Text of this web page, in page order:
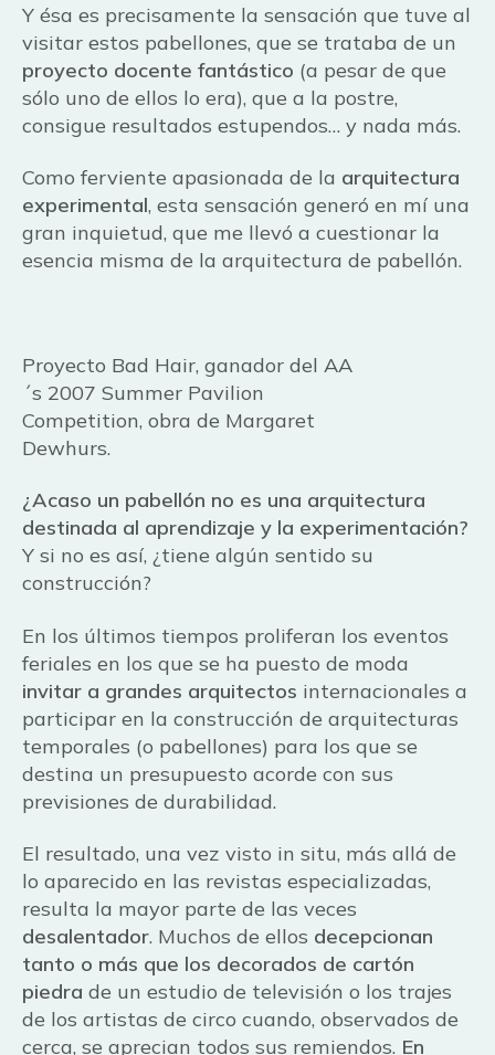
Y ésa es precisamente la sensación que tuve al
visitar estos pabellones, que se trataba de un
proyecto docente fantástico (a pesar de que
sólo uno de ellos lo era), que a la postre,
consigue resultados estupendos… y nada más.
Como ferviente apasionada de la arquitectura
experimental, esta sensación generó en mí una
gran inquietud, que me llevó a cuestionar la
esencia misma de la arquitectura de pabellón.
Proyecto Bad Hair, ganador del AA
´s 2007 Summer Pavilion
Competition, obra de Margaret
Dewhurs.
¿Acaso un pabellón no es una arquitectura
destinada al aprendizaje y la experimentación?
Y si no es así, ¿tiene algún sentido su
construcción?
En los últimos tiempos proliferan los eventos
feriales en los que se ha puesto de moda
invitar a grandes arquitectos internacionales a
participar en la construcción de arquitecturas
temporales (o pabellones) para los que se
destina un presupuesto acorde con sus
previsiones de durabilidad.
El resultado, una vez visto in situ, más allá de
lo aparecido en las revistas especializadas,
resulta la mayor parte de las veces
desalentador. Muchos de ellos decepcionan
tanto o más que los decorados de cartón
piedra de un estudio de televisión o los trajes
de los artistas de circo cuando, observados de
cerca, se aprecian todos sus remiendos. En